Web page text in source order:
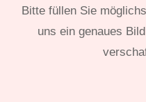
Bitte füllen Sie
uns ein genaues